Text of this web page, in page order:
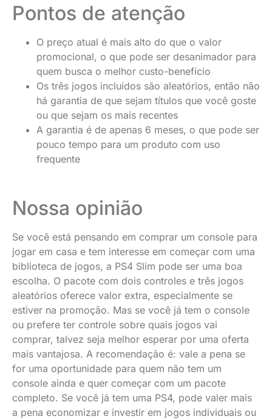
Pontos de atenção
O preço atual é mais alto do que o valor
promocional, o que pode ser desanimador para
quem busca o melhor custo-benefício
Os três jogos incluídos são aleatórios, então não
há garantia de que sejam títulos que você goste
ou que sejam os mais recentes
A garantia é de apenas 6 meses, o que pode ser
pouco tempo para um produto com uso
frequente
Nossa opinião
Se você está pensando em comprar um console para
jogar em casa e tem interesse em começar com uma
biblioteca de jogos, a PS4 Slim pode ser uma boa
escolha. O pacote com dois controles e três jogos
aleatórios oferece valor extra, especialmente se
estiver na promoção. Mas se você já tem o console
ou prefere ter controle sobre quais jogos vai
comprar, talvez seja melhor esperar por uma oferta
mais vantajosa. A recomendação é: vale a pena se
for uma oportunidade para quem não tem um
console ainda e quer começar com um pacote
completo. Se você já tem uma PS4, pode valer mais
a pena economizar e investir em jogos individuais ou